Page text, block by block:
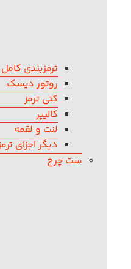
ترمزبندی کامل
روتور دیسک
کتی ترمز
کالیپر
لنت و لقمه
دیگر اجزای ترمز
ست چرخ